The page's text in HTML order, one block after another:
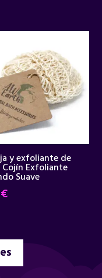
y exfoliante de
Cojín Exfoliante
Suave
€